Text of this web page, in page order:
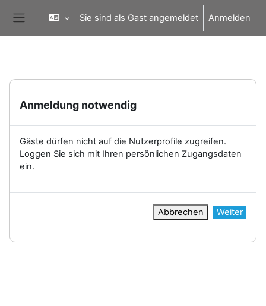
Website-Übersicht
Sie sind als Gast angemeldet Anmelden
Anmeldung notwendig
Gäste dürfen nicht auf die Nutzerprofile zugreifen.
Loggen Sie sich mit Ihren persönlichen Zugangsdaten
ein.
Abbrechen Weiter